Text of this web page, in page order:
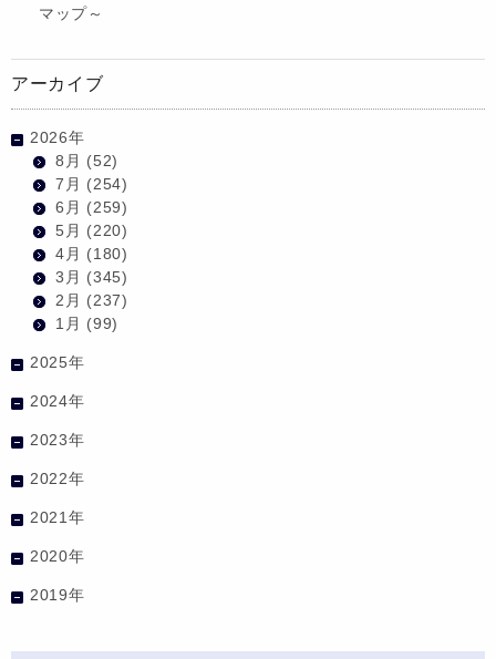
マップ～
アーカイブ
2026年
8月 (52)
7月 (254)
6月 (259)
5月 (220)
4月 (180)
3月 (345)
2月 (237)
1月 (99)
2025年
2024年
2023年
2022年
2021年
2020年
2019年